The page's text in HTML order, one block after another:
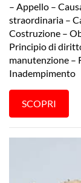
– Appello –
straordinaria –
Costruzione –
Principio di
manutenzione –
Inadempimento
SCOPRI